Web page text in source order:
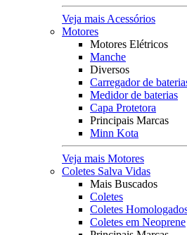
Veja mais Acessórios
Motores
Motores Elétricos
Manche
Diversos
Carregador de
Medidor de baterias
Capa Protetora
Principais Marcas
Minn Kota
Veja mais Motores
Coletes Salva Vidas
Mais Buscados
Coletes
Coletes
Coletes em Neoprene